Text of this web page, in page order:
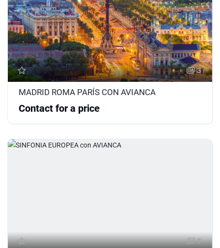
3
MADRID ROMA PARÍS CON AVIANCA
Contact for a price
3